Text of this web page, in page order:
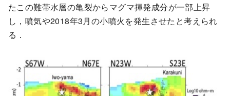
たこの難帯水層の亀裂からマグマ揮発成分が一部上昇
し，噴気や2018年3月の小噴火を発生させたと考えられ
る．